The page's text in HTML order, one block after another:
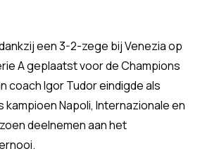
een 3-2-zege bij Venezia op
A geplaatst voor de Champions
coach Igor Tudor eindigde als
kampioen Napoli, Internazionale en
deelnemen aan het